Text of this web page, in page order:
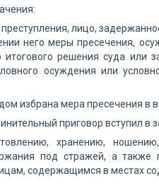
лицо,
него меры пресечения,
решения суда или
осуждения или
избрана мера пресечения в
приговор вступил в
хранению,
под стражей, а также
содержащимся в местах